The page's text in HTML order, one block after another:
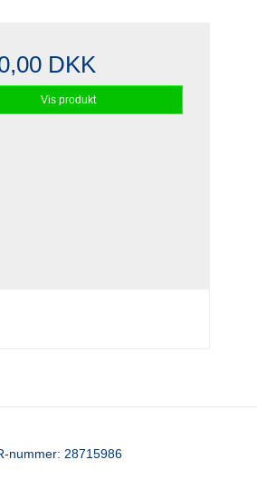
DKK
Vis produkt
nummer: 28715986